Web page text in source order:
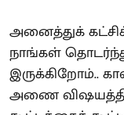
அனைத்துக்
நாங்கள்
இருக்கிறோம்..
அணை